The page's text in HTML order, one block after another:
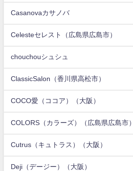
Casanovaカサノバ
Celesteセレスト（広島県広島市）
chouchouシュシュ
ClassicSalon（香川県高松市）
COCO愛（ココア）（大阪）
COLORS（カラーズ）（広島県広島市）
Cutrus（キュトラス）（大阪）
Deji（デージー）（大阪）